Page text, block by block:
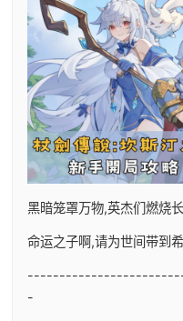
黑暗笼罩万物,英杰们燃烧
命运之子啊,请为世间带到希
-